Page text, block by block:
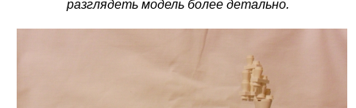
разглядеть модель более детально.